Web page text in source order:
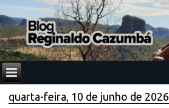
quarta-feira, 10 de junho de 2026